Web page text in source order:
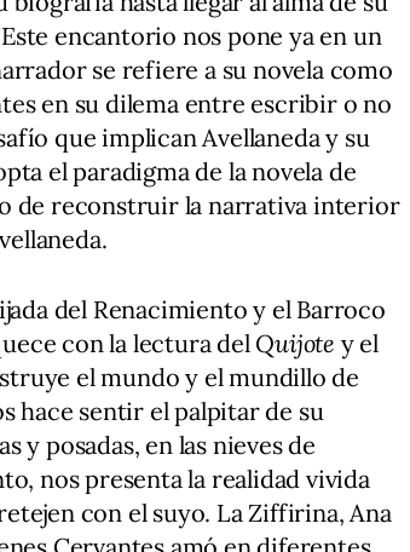
encantorio nos pone ya en un
se refiere a su novela como
en su dilema entre escribir o no
que implican Avellaneda y su
el paradigma de la novela de
de reconstruir la narrativa interior
del Renacimiento y el Barroco
con la lectura del Quijote y el
el mundo y el mundillo de
hace sentir el palpitar de su
y posadas, en las nieves de
nos presenta la realidad vivida
con el suyo. La Ziffirina, Ana